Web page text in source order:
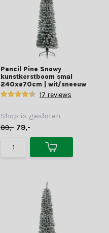
Pencil Pine Snowy
kunstkerstboom smal
240xø70cm | wit/sneeuw
17 reviews
Shop is gesloten
89,- 79,-